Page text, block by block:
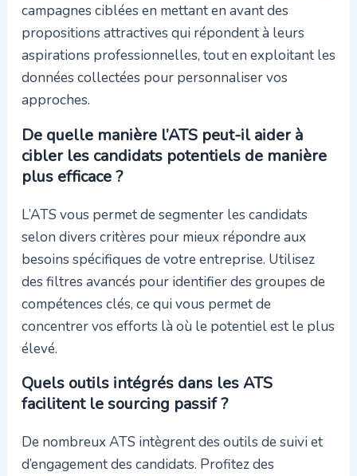
campagnes ciblées en mettant en avant des
propositions attractives qui répondent à leurs
aspirations professionnelles, tout en exploitant les
données collectées pour personnaliser vos
approches.
De quelle manière l’ATS peut-il aider à
cibler les candidats potentiels de manière
plus efficace ?
L’ATS vous permet de segmenter les candidats
selon divers critères pour mieux répondre aux
besoins spécifiques de votre entreprise. Utilisez
des filtres avancés pour identifier des groupes de
compétences clés, ce qui vous permet de
concentrer vos efforts là où le potentiel est le plus
élevé.
Quels outils intégrés dans les ATS
facilitent le sourcing passif ?
De nombreux ATS intègrent des outils de suivi et
d’engagement des candidats. Profitez des